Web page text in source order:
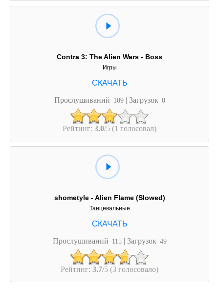
Contra 3: The Alien Wars - Boss
Игры
Прослушиваний 109 | Загрузок 0
Рейтинг: 3.0/5 (1 голосовал)
shometyle - Alien Flame (Slowed)
Танцевальные
Прослушиваний 115 | Загрузок 49
Рейтинг: 3.7/5 (3 голосовало)